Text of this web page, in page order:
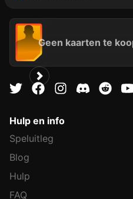
Geen kaarten te
Hulp en info
Speluitleg
Blog
Hulp
FAQ